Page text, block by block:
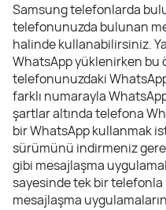
Samsung telefonlarda
telefonunuzda bulunan
halinde kullanabilirsiniz.
WhatsApp yüklenirken bu
telefonunuzdaki WhatsApp
farklı numarayla
şartlar altında telefona
bir WhatsApp kullanmak
sürümünü indirmeniz
gibi mesajlaşma
sayesinde tek bir telefonla
mesajlaşma